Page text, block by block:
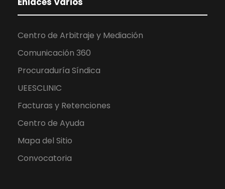
Centro de Arbitraje y Mediación
Comunicación 360
Procuraduría Síndica
UEESCLINIC
Facturas y Retenciones
Centro de Ayuda
Mapa del Sitio
Convocatoria